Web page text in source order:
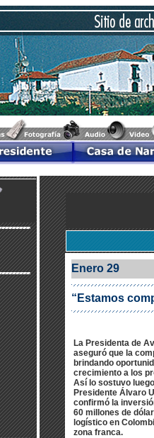
Enero 29
“Estamos
La Presidenta de
aseguró que la
brindando
crecimiento a los
Así lo sostuvo
Presidente Álvaro
confirmó la
60 millones de
logístico en
zona franca.